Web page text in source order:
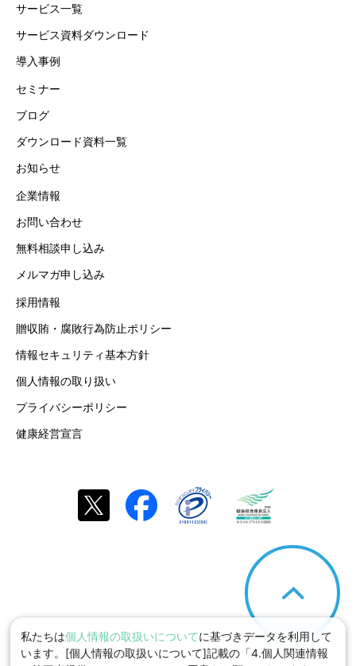
サービス一覧
サービス資料ダウンロード
導入事例
セミナー
ブログ
ダウンロード資料一覧
お知らせ
企業情報
お問い合わせ
無料相談申し込み
メルマガ申し込み
採用情報
贈収賄・腐敗行為防止ポリシー
情報セキュリティ基本方針
個人情報の取り扱い
プライバシーポリシー
健康経営宣言
私たちは個人情報の取扱いについてに基づきデータを利用して
います。[個人情報の取扱いについて]記載の「4.個人関連情報